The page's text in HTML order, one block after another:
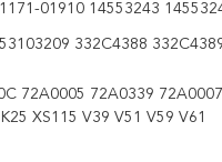
01910 14553243
332C4388
72A0005 72A0339
XS115 V39 V51 V59 V61